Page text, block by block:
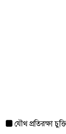
যৌথ প্রতিরক্ষা চুক্তি